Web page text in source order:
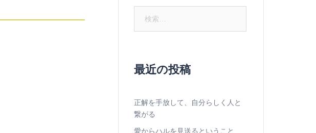
最近の投稿
正解を手放して、自分らしく人と
繋がる
愛からハルを見送るということ